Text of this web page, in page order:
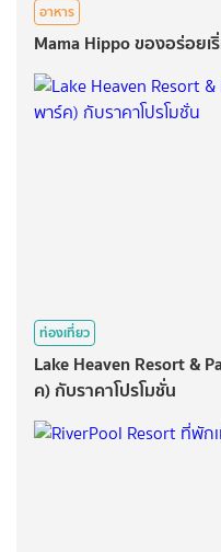
อาหาร
Mama Hippo ของอร่อย
ท่องเที่ยว
Lake Heaven Resort &
ค) กับราคาโปรโมชั่น